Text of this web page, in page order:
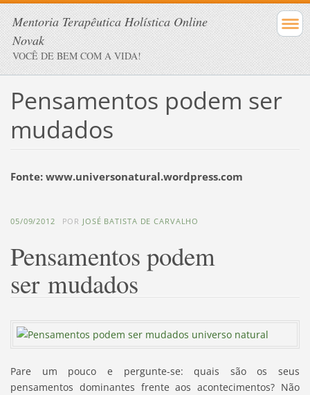
Mentoria Terapêutica Holística Online
Novak
VOCÊ DE BEM COM A VIDA!
Pensamentos podem ser
mudados
Fonte: www.universonatural.wordpress.com
05/09/2012 POR JOSÉ BATISTA DE CARVALHO
Pensamentos podem
ser mudados
Pare um pouco e pergunte-se: quais são os seus
pensamentos dominantes frente aos acontecimentos? Não